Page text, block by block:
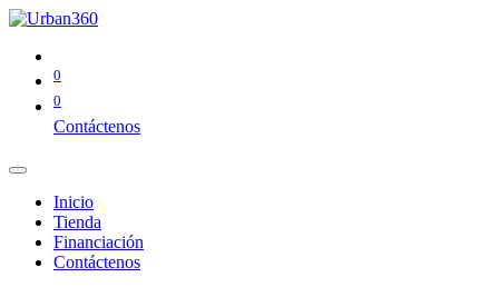
0
0
Contáctenos
Inicio
Tienda
Financiación
Contáctenos